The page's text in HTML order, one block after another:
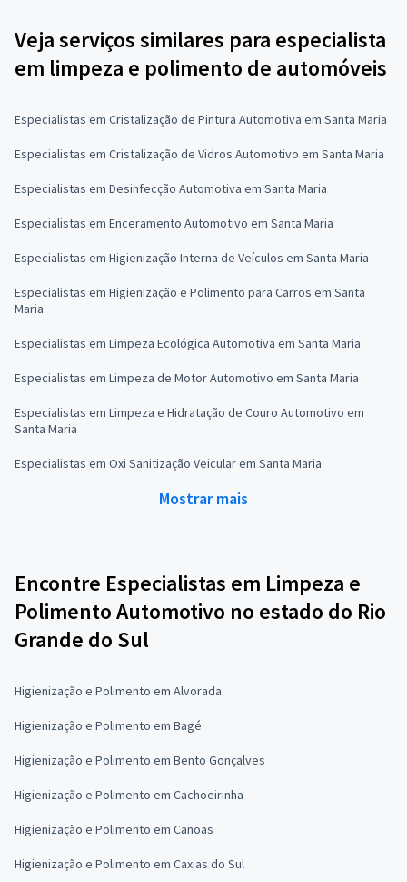
Veja serviços similares para especialista
em limpeza e polimento de automóveis
Especialistas em Cristalização de Pintura Automotiva em Santa Maria
Especialistas em Cristalização de Vidros Automotivo em Santa Maria
Especialistas em Desinfecção Automotiva em Santa Maria
Especialistas em Enceramento Automotivo em Santa Maria
Especialistas em Higienização Interna de Veículos em Santa Maria
Especialistas em Higienização e Polimento para Carros em Santa
Maria
Especialistas em Limpeza Ecológica Automotiva em Santa Maria
Especialistas em Limpeza de Motor Automotivo em Santa Maria
Especialistas em Limpeza e Hidratação de Couro Automotivo em
Santa Maria
Especialistas em Oxi Sanitização Veicular em Santa Maria
Mostrar mais
Encontre Especialistas em Limpeza e
Polimento Automotivo no estado do Rio
Grande do Sul
Higienização e Polimento em Alvorada
Higienização e Polimento em Bagé
Higienização e Polimento em Bento Gonçalves
Higienização e Polimento em Cachoeirinha
Higienização e Polimento em Canoas
Higienização e Polimento em Caxias do Sul